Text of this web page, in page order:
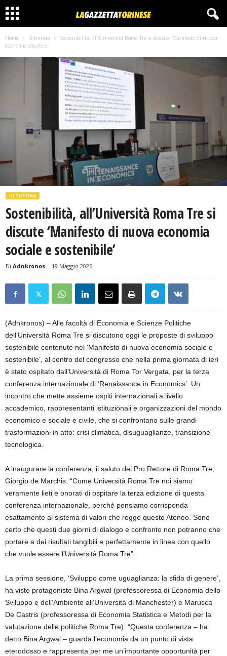
Home Ultim'ora
Sostenibilità, all’Università Roma Tre si discute ‘Manifesto di nuova
economia sociale e...
ULTIM'ORA
Sostenibilità, all’Università Roma Tre si
discute ‘Manifesto di nuova economia
sociale e sostenibile’
Di Adnkronos - 19 Maggio 2026
(Adnkronos) – Alle facoltà di Economia e Scienze Politiche
dell’Università Roma Tre si discutono oggi le proposte di sviluppo
sostenibile contenute nel ‘Manifesto di nuova economia sociale e
sostenibile’, al centro del congresso che nella prima giornata di ieri
è stato ospitato dall’Università di Roma Tor Vergata, per la terza
conferenza internazionale di ‘Renaissance in Economics’. Un
incontro che mette assieme ospiti internazionali a livello
accademico, rappresentanti istituzionali e organizzazioni del mondo
economico e sociale e civile, che si confrontano sulle grandi
trasformazioni in atto: crisi climatica, disuguaglianze, transizione
tecnologica.
A inaugurare la conferenza, il saluto del Pro Rettore di Roma Tre,
Giorgio de Marchis: “Come Università Roma Tre noi siamo
veramente lieti e onorati di ospitare la terza edizione di questa
conferenza internazionale, perché pensiamo corrisponda
esattamente al sistema di valori che regge questo Ateneo. Sono
certo che questi due giorni di dialogo e confronto non potranno che
portare a dei risultati tangibili e perfettamente in linea con quello
che vuole essere l’Università Roma Tre”.
La prima sessione, ‘Sviluppo come uguaglianza: la sfida di genere’,
ha visto protagoniste Bina Argwal (professoressa di Economia dello
Sviluppo e dell’Ambiente all’Università di Manchester) e Marusca
De Castris (professoressa di Economia Statistica e Metodi per la
valutazione delle politiche Roma Tre). “Questa conferenza – ha
detto Bina Argwal – guarda l’economia da un punto di vista
eterodosso e rappresenta per me un’importante opportunità per